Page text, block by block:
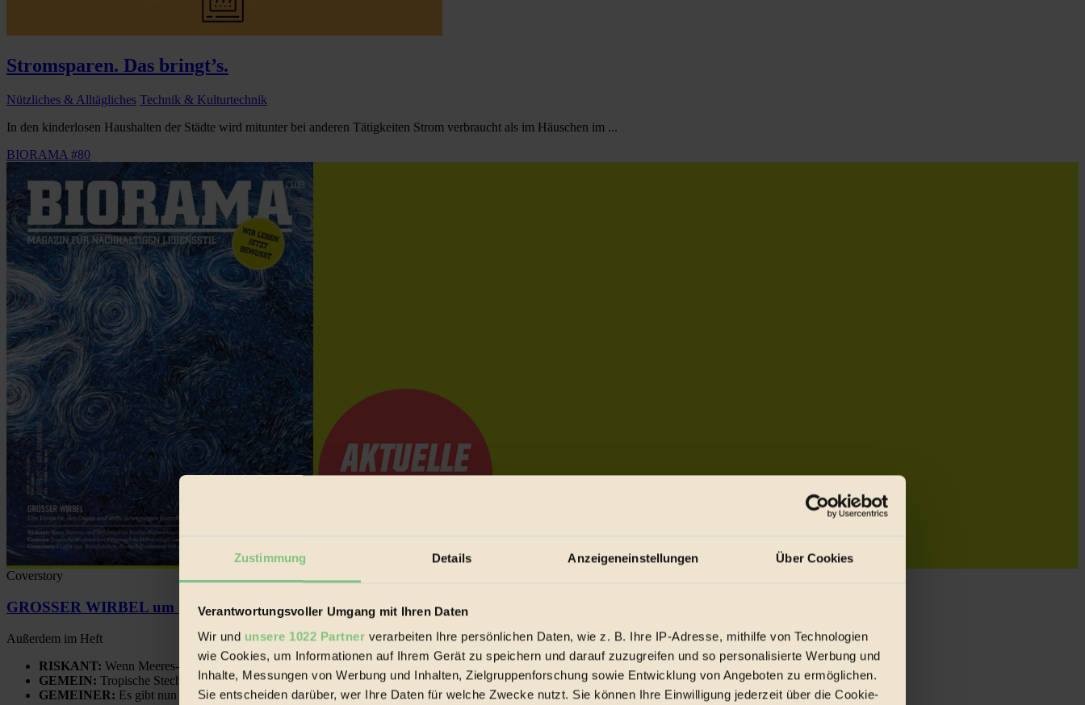
Zustimmung Details Anzeigeneinstellungen Über Cookies
Verantwortungsvoller Umgang mit Ihren Daten
Wir und unsere 1022 Partner verarbeiten Ihre persönlichen Daten, wie z. B. Ihre IP-Adresse, mithilfe von Technologien
wie Cookies, um Informationen auf Ihrem Gerät zu speichern und darauf zuzugreifen und so personalisierte Werbung und
Inhalte, Messungen von Werbung und Inhalten, Zielgruppenforschung sowie Entwicklung von Angeboten zu ermöglichen.
Sie entscheiden darüber, wer Ihre Daten für welche Zwecke nutzt. Sie können Ihre Einwilligung jederzeit über die Cookie-
Stromsparen. Das bringt’s.
Nützliches & Alltägliches Technik & Kulturtechnik
In den kinderlosen Haushalten der Städte wird mitunter bei anderen Tätigkeiten Strom verbraucht als im Häuschen im ...
BIORAMA #80
Coverstory
GROSSER WIRBEL um Versuche, den Ozean und seine Bewegungen festzuhalten.
Außerdem im Heft
RISKANT: Wenn Meeres- und Wildvögel im Freilandhühnerbetrieb vorbeischauen.
GEMEIN: Tropische Stechmücken fühlen sich in Mitteleuropa inziwschen oft zu Hause.
GEMEINER: Es gibt nun Weinflaschen, die nach Entleerung voll wieder zu dir zurückkommen.